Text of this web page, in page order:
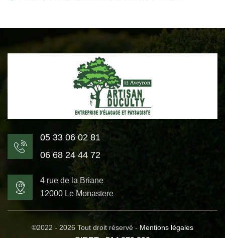
05 33 06 02 81
06 68 24 44 72
4 rue de la Briane
12000 Le Monastere
©2022 - 2026 Tout droit réservé - Mentions légales